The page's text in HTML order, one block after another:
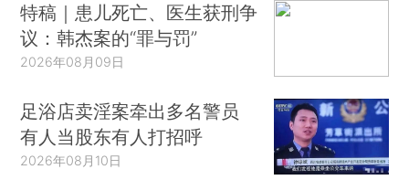
特稿｜患儿死亡、医生获刑争
议：韩杰案的“罪与罚”
2026年08月09日
足浴店卖淫案牵出多名警员
有人当股东有人打招呼
2026年08月10日